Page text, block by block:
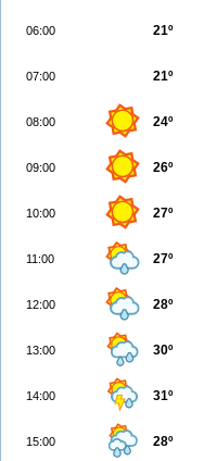
06:00 21º
07:00 21º
08:00 24º
09:00 26º
10:00 27º
11:00 27º
12:00 28º
13:00 30º
14:00 31º
15:00 28º